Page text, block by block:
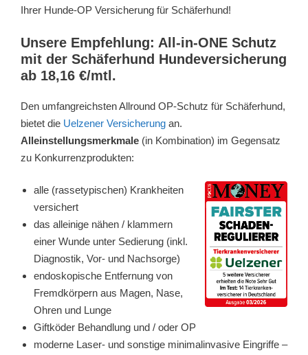
Ihrer Hunde-OP Versicherung für Schäferhund!
Unsere Empfehlung: All-in-ONE Schutz
mit der Schäferhund Hundeversicherung
ab 18,16 €/mtl.
Den umfangreichsten Allround OP-Schutz für Schäferhund,
bietet die Uelzener Versicherung an.
Alleinstellungsmerkmale (in Kombination) im Gegensatz
zu Konkurrenzprodukten:
alle (rassetypischen) Krankheiten
versichert
das alleinige nähen / klammern
einer Wunde unter Sedierung (inkl.
Diagnostik, Vor- und Nachsorge)
endoskopische Entfernung von
Fremdkörpern aus Magen, Nase,
Ohren und Lunge
Giftköder Behandlung und / oder OP
moderne Laser- und sonstige minimalinvasive Eingriffe –